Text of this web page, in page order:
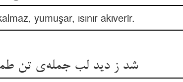
yumuşar, ısınır akıverir.
شد ز دید لب جمله‌ی تن طمع ** خوار و عاشق شد که ذل من طمع